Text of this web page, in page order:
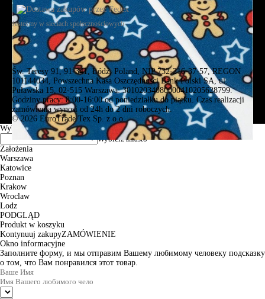
Jesteśmy w sieciach społecznościowych
Św. Teresy 91, 91-341, Łódź, Poland, NIP 732-216-37-57, REGON
101144034, Powszechna Kasa Oszczędności Bank Polski SA, ul.
Puławska 15, 02-515 Warszawa: 30102034080000410205628799.
Godziny pracy: 8:00-16:00 od poniedziałku do piątku. Czas realizacji
zamówienia wynosi od 24h do 2 dni roboczych.
© 2026 EuroTrade Tex Sp. z o.o.
Wybierz miasta
Założenia
Warszawa
Katowice
Poznan
Krakow
Wroclaw
Lodz
PODGLĄD
Produkt w koszyku
Kontynuuj zakupyZAMÓWIENIE
Okno informacyjne
Заполните форму, и мы отправим Вашему любимому человеку подсказку
о том, что Вам понравился этот товар.